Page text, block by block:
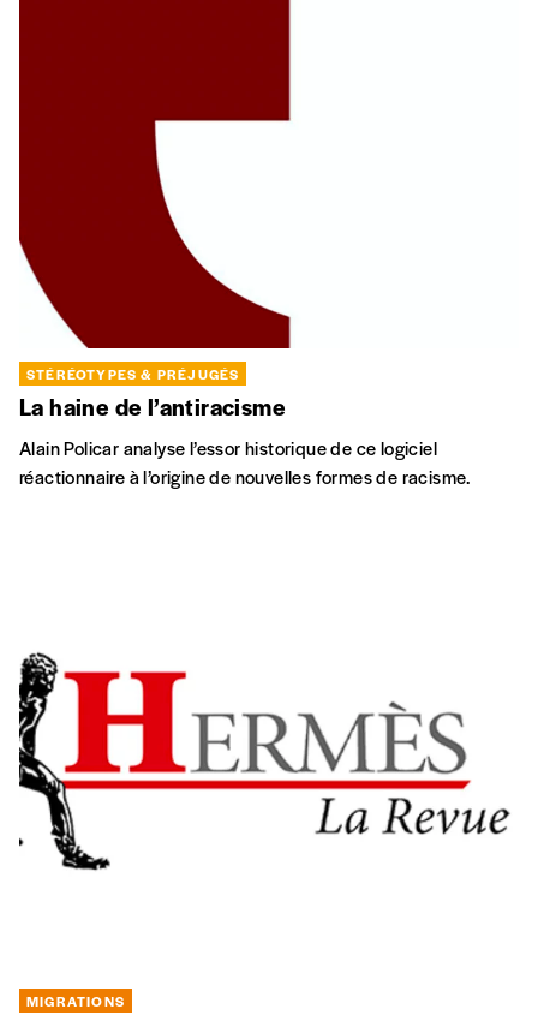
STÉRÉOTYPES & PRÉJUGÉS
La haine de l’antiracisme
Alain Policar analyse l’essor historique de ce logiciel
réactionnaire à l’origine de nouvelles formes de racisme.
MIGRATIONS